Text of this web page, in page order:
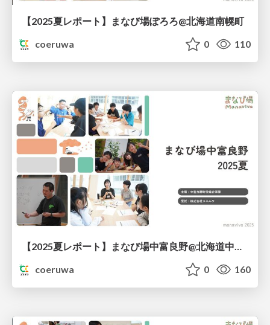
【2025夏レポート】まなび場ぽろろ@北海道南幌町
coeruwa
0 110
coeruwa
0 160